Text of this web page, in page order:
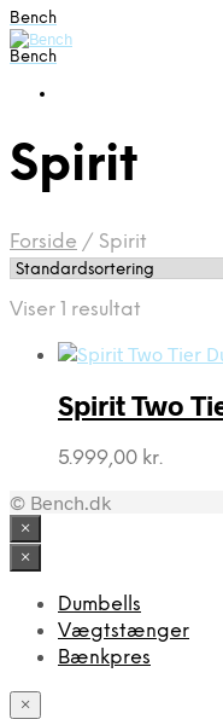
Bench
Bench
Spirit
Forside / Spirit
Viser 1 resultat
Spirit Two
5.999,00 kr.
© Bench.dk
×
×
Dumbells
Vægtstænger
Bænkpres
×